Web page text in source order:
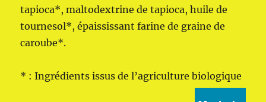
tapioca*, maltodextrine de tapioca, huile de
tournesol*, épaississant farine de graine de
caroube*.
* : Ingrédients issus de l’agriculture biologique